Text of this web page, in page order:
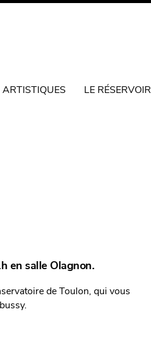
LE RÉSERVOIR
en salle Olagnon.
de Toulon, qui vous